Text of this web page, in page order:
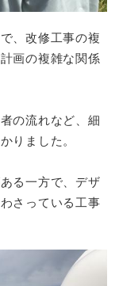
、改修工事の複
画の複雑な関係
の流れなど、細
りました。
る一方で、デザ
さっている工事